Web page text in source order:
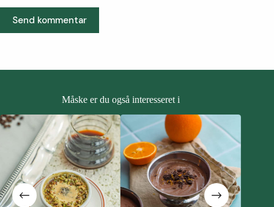
Send kommentar
Måske er du også interesseret i